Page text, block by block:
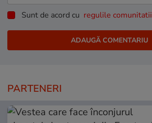
Sunt de acord cu regulile comunitatii
PARTENERI